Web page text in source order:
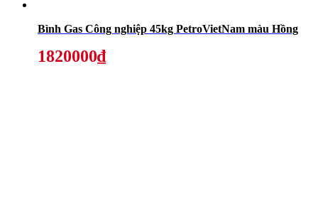
Bình Gas Công nghiệp 45kg PetroVietNam màu Hồng
1820000₫